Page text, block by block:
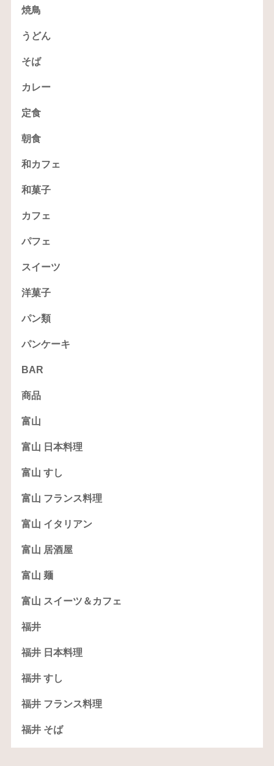
焼鳥
うどん
そば
カレー
定食
朝食
和カフェ
和菓子
カフェ
パフェ
スイーツ
洋菓子
パン類
パンケーキ
BAR
商品
富山
富山 日本料理
富山 すし
富山 フランス料理
富山 イタリアン
富山 居酒屋
富山 麺
富山 スイーツ＆カフェ
福井
福井 日本料理
福井 すし
福井 フランス料理
福井 そば